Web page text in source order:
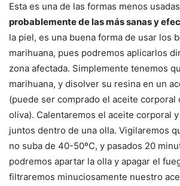
Esta es una de las formas menos
probablemente de las más sanas y
la piel, es una buena forma de usar los
marihuana, pues podremos aplicarlos
zona afectada. Simplemente tenemos
marihuana, y disolver su resina en un
(puede ser comprado el aceite corporal
oliva). Calentaremos el aceite corporal
juntos dentro de una olla. Vigilaremos
no suba de 40-50ºC, y pasados 20
podremos apartar la olla y apagar el
filtraremos minuciosamente nuestro